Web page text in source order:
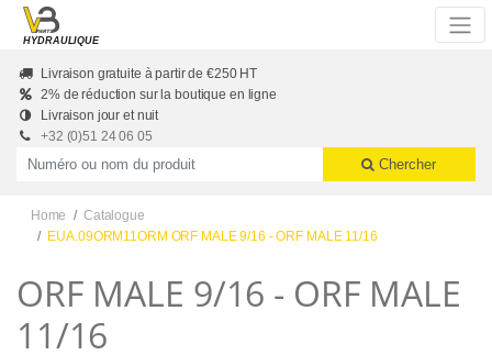
Skip to main content
HYDRAULIQUE
Livraison gratuite à partir de €250 HT
2% de réduction sur la boutique en ligne
Livraison jour et nuit
+32 (0)51 24 06 05
Productnummer of naam
Chercher
Home
Catalogue
EUA.09ORM11ORM ORF MALE 9/16 - ORF MALE 11/16
ORF MALE 9/16 - ORF MALE
11/16